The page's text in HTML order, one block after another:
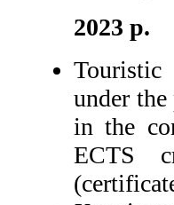
2023 р.
Touristic
under
in the
ECTS